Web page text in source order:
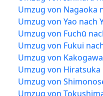
Umzug von Nagaoka
Umzug von Yao nach
Umzug von Fuchū
Umzug von Fukui
Umzug von
Umzug von
Umzug von
Umzug von